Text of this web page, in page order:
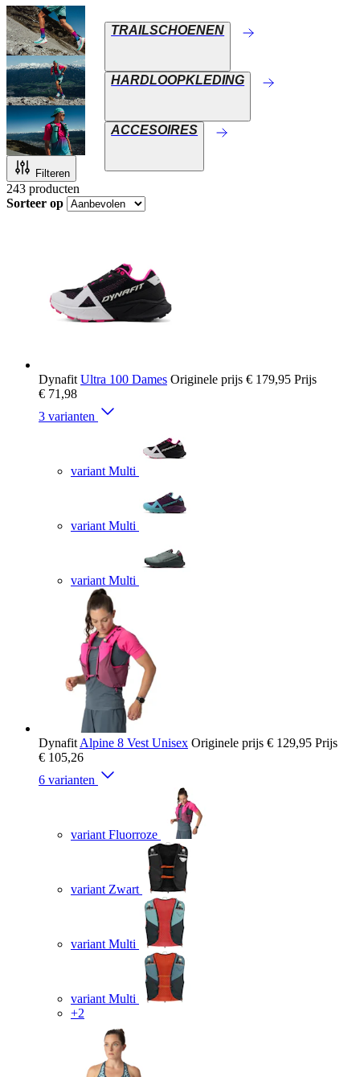
TRAILSCHOENEN
HARDLOOPKLEDING
ACCESOIRES
Filteren
243 producten
Sorteer op
Dynafit Ultra 100 Dames Originele prijs € 179,95 Prijs
€ 71,98
3 varianten
variant Multi
variant Multi
variant Multi
Dynafit Alpine 8 Vest Unisex Originele prijs € 129,95 Prijs
€ 105,26
6 varianten
variant Fluorroze
variant Zwart
variant Multi
variant Multi
+2